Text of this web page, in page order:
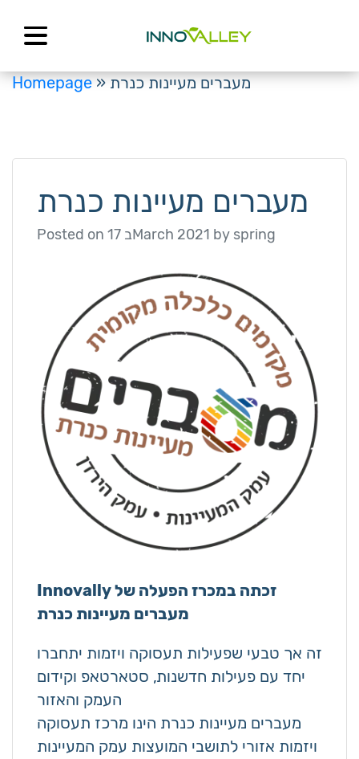
Homepage»מעברים מעיינות כנרת
מעברים מעיינות כנרת
Posted on 17 בMarch 2021 by spring
Innovally זכתה במכרז הפעלה של
מעברים מעיינות כנרת
זה אך טבעי שפעילות תעסוקה ויזמות יתחברו
יחד עם פעילות חדשנות, סטארטאפ וקידום
העמק והאזור
מעברים מעיינות כנרת הינו מרכז תעסוקה
ויזמות אזורי לתושבי המועצות עמק המעיינות